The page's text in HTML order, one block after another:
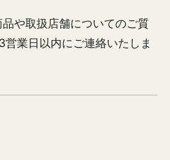
や取扱店舗についてのご質
業日以内にご連絡いたしま